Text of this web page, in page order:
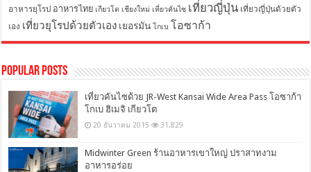
อาหารยุโรป อาหารไทย เกียวโต เชียงใหม่ เที่ยวคันไซ เที่ยวญี่ปุ่น เที่ยวญี่ปุ่นด้วยตัว
เอง เที่ยวยุโรปด้วยตัวเอง เยอรมัน โกเบ โอซาก้า
Popular Posts
เที่ยวคันไซด้วย JR-West Kansai Wide Area Pass โอซาก้า
โกเบ ฮิเมจิ เกียวโต
20 ธันวาคม 2015 31,829
Midwinter Green ร้านอาหารเขาใหญ่ ปราสาทงาม
อาหารอร่อย